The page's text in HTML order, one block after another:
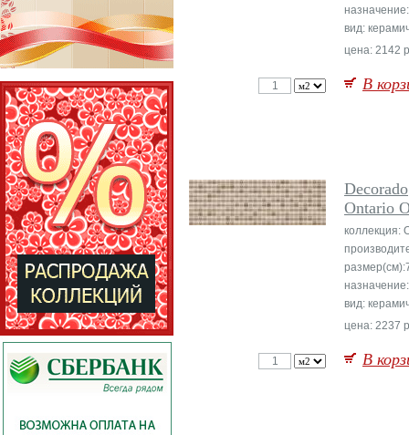
вид:
цена: 2142
В
Decorado
Ontario
коллекция:
вид:
цена: 2237
В